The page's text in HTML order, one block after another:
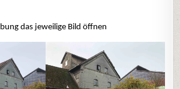
das jeweilige Bild öffnen